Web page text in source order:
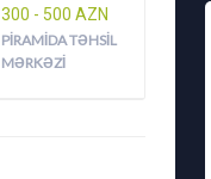
300 - 500 AZN
PIRAMIDA TƏHSIL
MƏRKƏZI